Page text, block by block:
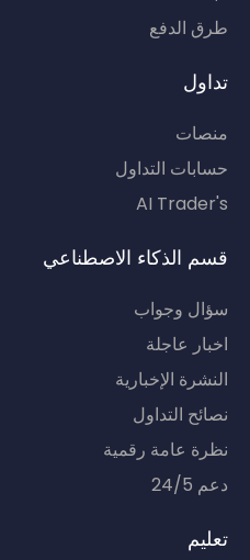
طرق الدفع
تداول
منصات
حسابات التداول
AI Trader's
قسم الذكاء الاصطناعي
سؤال وجواب
اخبار عاجلة
النشرة الإخبارية
نصائح التداول
نظرة عامة رقمية
دعم 24/5
تعليم